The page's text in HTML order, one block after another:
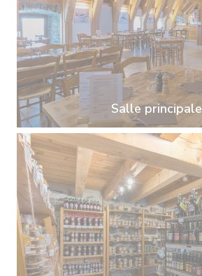
Salle principale